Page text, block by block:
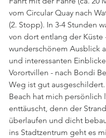
vom Circular Quay nach
(2. Stopp). In 3-4 Stunden
von dort entlang der Küste
wunderschönem Ausblick
und interessanten
Vorortvillen - nach Bondi
Weg ist gut
Beach hat mich persönlich
enttäuscht, denn der
überlaufen und dicht
ins Stadtzentrum geht es